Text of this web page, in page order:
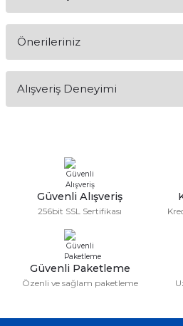
Önerileriniz
konularda yetersiz gördüğünüz
kullanarak tarafımıza iletebilirsiniz.
Ürün resmi kalitesiz, bozuk veya
Ürün açıklamasında eksik bilgiler
Ürün bilgilerinde hatalar
Ürün fiyatı diğer sitelerden daha
Bu ürüne benzer farklı alternatifler
Alışveriş Deneyimi
Deneyimini
Güvenli Alışveriş
256bit SSL Sertifikası
Güvenli Paketleme
Özenli ve sağlam paketleme